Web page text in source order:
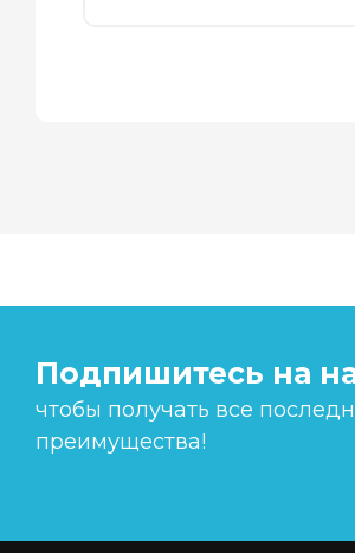
Подпишитесь на
чтобы получать все
преимущества!